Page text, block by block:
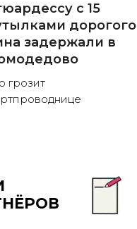
с 15
дорогого
задержали в
грозит